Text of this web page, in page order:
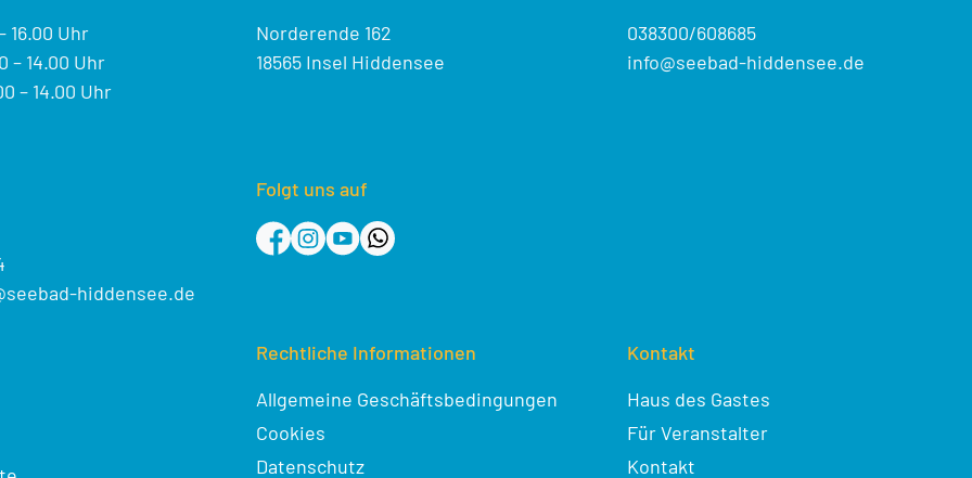
16.00 Uhr
– 14.00 Uhr
– 14.00 Uhr
hiddensee.de
Norderende 162
18565 Insel Hiddensee
038300/608685
info@seebad-hiddensee.de
Folgt uns auf
Rechtliche Informationen
Allgemeine Geschäftsbedingungen
Cookies
Datenschutz
Kontakt
Haus des Gastes
Für Veranstalter
Kontakt